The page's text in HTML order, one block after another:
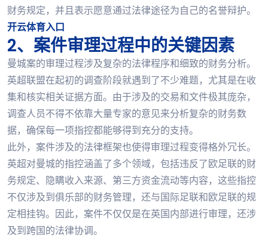
财务规定，并且表示愿意通过法律途径为自己的名誉辩护。
开云体育入口
2、案件审理过程中的关键因素
曼城案的审理过程涉及复杂的法律程序和细致的财务分析。
英超联盟在起初的调查阶段就遇到了不少难题，尤其是在收
集和核实相关证据方面。由于涉及的交易和文件极其庞杂，
调查人员不得不依靠大量专家的意见来分析复杂的财务数
据，确保每一项指控都能够得到充分的支持。
此外，案件涉及的法律框架也使得审理过程变得格外冗长。
英超对曼城的指控涵盖了多个领域，包括违反了欧足联的财
务规定、隐瞒收入来源、第三方资金流动等内容，这些指控
不仅涉及到俱乐部的财务管理，还与国际足联和欧足联的规
定相挂钩。因此，案件不仅仅是在英国内部进行审理，还涉
及到跨国的法律协调。